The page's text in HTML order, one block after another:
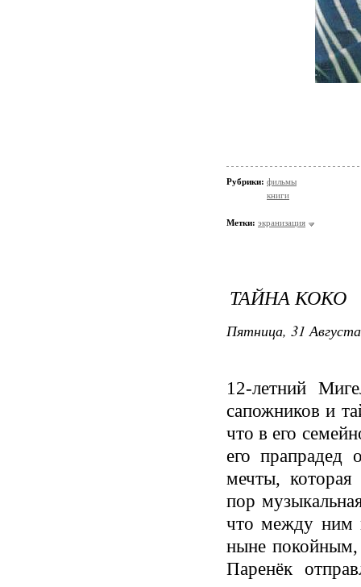
Рубрики: фильмы
книги
Метки: экранизация
ТАЙНА КОКО
Пятница, 31
12-летний
сапожников и
что в его
его прапрадед
мечты,
пор
что между ним
ныне покойным,
Паренёк